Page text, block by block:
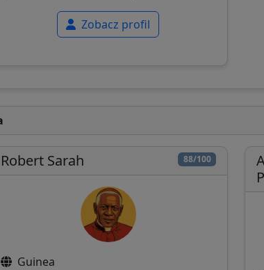
Zobacz profil
88/100
Robert Sarah
Guinea